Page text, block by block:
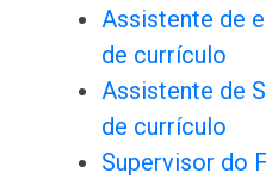
Assistente de
de currículo
Assistente de
de currículo
Supervisor do